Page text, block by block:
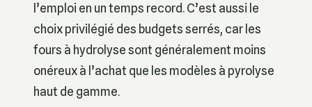
l’emploi en un temps record. C’est aussi le
choix privilégié des budgets serrés, car les
fours à hydrolyse sont généralement moins
onéreux à l’achat que les modèles à pyrolyse
haut de gamme.